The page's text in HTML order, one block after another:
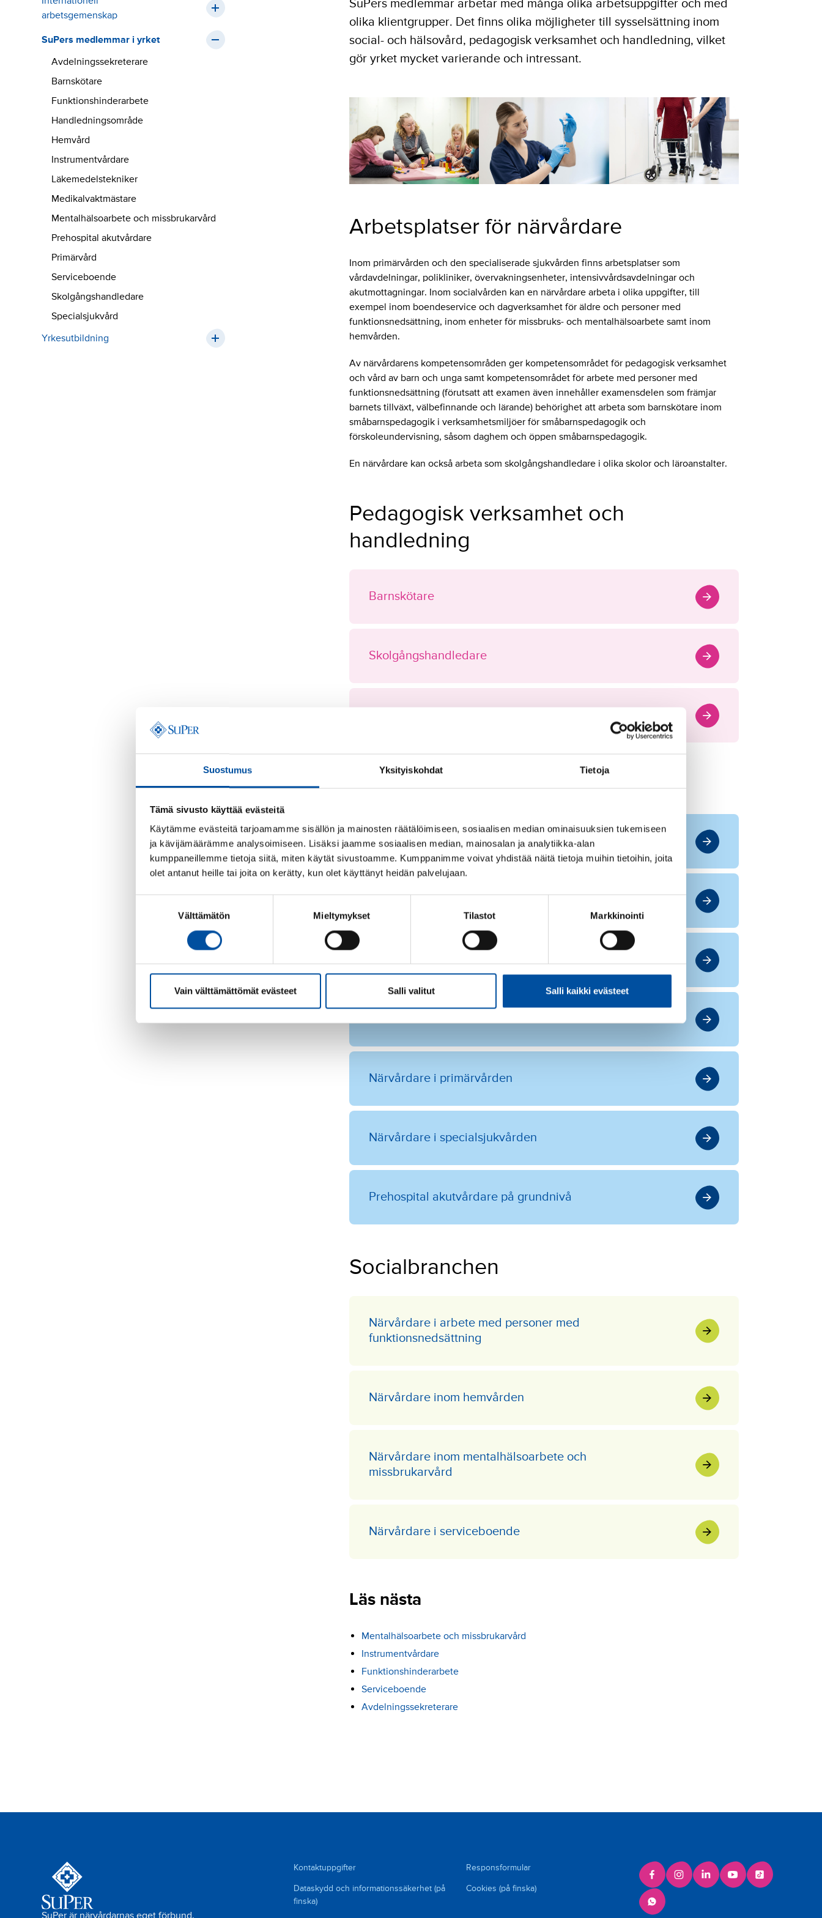
Suostumus Yksityiskohdat Tietoja
Tämä sivusto käyttää evästeitä
Käytämme evästeitä tarjoamamme sisällön ja mainosten räätälöimiseen, sosiaalisen median ominaisuuksien tukemiseen
ja kävijämäärämme analysoimiseen. Lisäksi jaamme sosiaalisen median, mainosalan ja analytiikka-alan
kumppaneillemme tietoja siitä, miten käytät sivustoamme. Kumppanimme voivat yhdistää näitä tietoja muihin tietoihin, joita
olet antanut heille tai joita on kerätty, kun olet käyttänyt heidän palvelujaan.
Välttämätön Mieltymykset Tilastot Markkinointi
Vain välttämättömät evästeet Salli valitut Salli kaikki evästeet
arbetsgemenskap
SuPers medlemmar i yrket
Avdelningssekreterare
Barnskötare
Funktionshinderarbete
Handledningsområde
Hemvård
Instrumentvårdare
Läkemedelstekniker
Medikalvaktmästare
Mentalhälsoarbete och missbrukarvård
Prehospital akutvårdare
Primärvård
Serviceboende
Skolgångshandledare
Specialsjukvård
Yrkesutbildning
SuPers medlemmar arbetar med många olika arbetsuppgifter och med
olika klientgrupper. Det finns olika möjligheter till sysselsättning inom
social- och hälsovård, pedagogisk verksamhet och handledning, vilket
gör yrket mycket varierande och intressant.
Arbetsplatser för närvårdare
Inom primärvården och den specialiserade sjukvården finns arbetsplatser som
vårdavdelningar, polikliniker, övervakningsenheter, intensivvårdsavdelningar och
akutmottagningar. Inom socialvården kan en närvårdare arbeta i olika uppgifter, till
exempel inom boendeservice och dagverksamhet för äldre och personer med
funktionsnedsättning, inom enheter för missbruks- och mentalhälsoarbete samt inom
hemvården.
Av närvårdarens kompetensområden ger kompetensområdet för pedagogisk verksamhet
och vård av barn och unga samt kompetensområdet för arbete med personer med
funktionsnedsättning (förutsatt att examen även innehåller examensdelen som främjar
barnets tillväxt, välbefinnande och lärande) behörighet att arbeta som barnskötare inom
småbarnspedagogik i verksamhetsmiljöer för småbarnspedagogik och
förskoleundervisning, såsom daghem och öppen småbarnspedagogik.
En närvårdare kan också arbeta som skolgångshandledare i olika skolor och läroanstalter.
Pedagogisk verksamhet och
handledning
Barnskötare
Skolgångshandledare
Hälsovården
Avdelningssekreterare
Läkemedelstekniker
Medikalvaktmästare
Närvårdare i primärvården
Närvårdare i specialsjukvården
Prehospital akutvårdare på grundnivå
Socialbranchen
Närvårdare i arbete med personer med
funktionsnedsättning
Närvårdare inom hemvården
Närvårdare inom mentalhälsoarbete och
missbrukarvård
Närvårdare i serviceboende
Läs nästa
Mentalhälsoarbete och missbrukarvård
Instrumentvårdare
Funktionshinderarbete
Serviceboende
Avdelningssekreterare
Kontaktuppgifter
Responsformular
Dataskydd och informationssäkerhet (på
finska)
Cookies (på finska)